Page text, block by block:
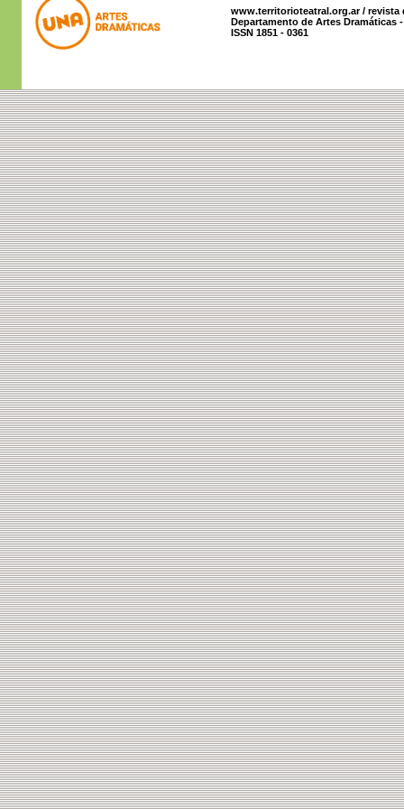
www.territorioteatral.org.ar /
Departamento de Artes Dramáticas
ISSN 1851 - 0361